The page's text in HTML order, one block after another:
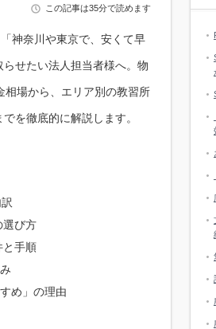
この記事は35分で読めます
神奈川や東京で、安くて早
せたい法人担当者様へ。物
相場から、エリア別の教習所
を徹底的に解説します。
選び方
と手順
め」の理由